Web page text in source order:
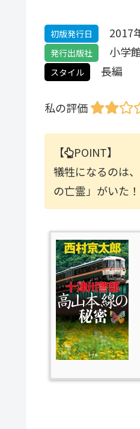
初版発行日 2017
発行出版社 小学
スタイル 長編
私の評価
【
POINT】
犠牲になるのは
の亡霊」がいた